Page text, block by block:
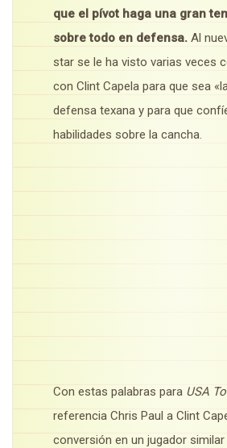
que el pívot haga una gran
sobre todo en defensa. Al
star se le ha visto varias veces
con Clint Capela para que sea
defensa texana y para que
habilidades sobre la cancha.
Con estas palabras para USA
referencia Chris Paul a Clint
conversión en un jugador similar